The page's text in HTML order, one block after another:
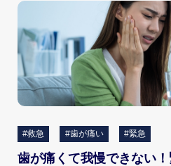
#救急 #歯が痛い #緊急